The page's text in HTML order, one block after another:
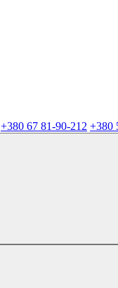
+380 67 81-90-212 +380